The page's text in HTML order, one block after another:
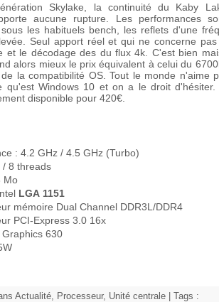
Skylake, la continuité du Kaby
aucune rupture. Les performances
les habituels bench, les reflets d'une
Seul apport réel et qui ne concerne
et le décodage des du flux 4k. C'est bien
alors mieux le prix équivalent à celui du
la compatibilité OS. Tout le monde n'aime
qu'est Windows 10 et on a le droit
disponible pour 420€.
: 4.2 GHz / 4.5 GHz (Turbo)
8 threads
Mo
LGA 1151
mémoire Dual Channel DDR3L/DDR4
PCI-Express 3.0 16x
Graphics 630
Actualité Processeur, Unité centrale | Tags :